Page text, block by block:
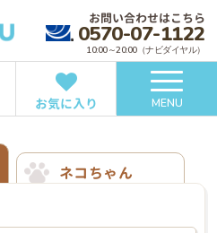
お問い合わせはこちら
0570-07-1122
10:00～20:00（ナビダイヤル）
お気に入り MENU
ネコちゃん